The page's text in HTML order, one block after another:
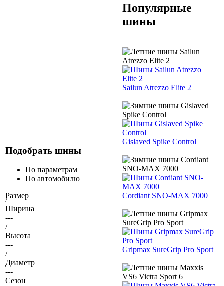
Подобрать шины
По параметрам
По автомобилю
Размер
/
Ширина
---
/
Высота
---
/
Диаметр
---
Сезон
Популярные
шины
Sailun Atrezzo Elite 2
Gislaved Spike Control
Cordiant SNO-MAX 7000
Gripmax SureGrip Pro Sport